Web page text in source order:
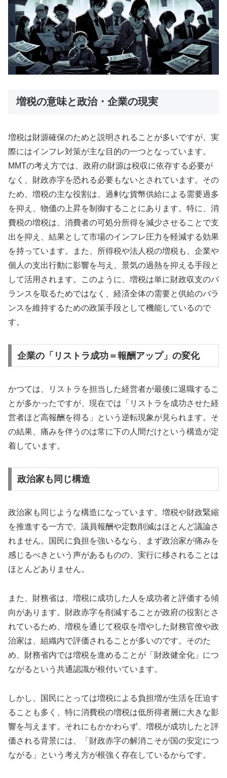
増税の意味と政治・企業の現実
増税は財源確保のためと説明されることが多いですが、実
際にはインフレ対策が主な目的の一つとなっています。
MMTの考え方では、政府の財源は税収に依存する必要が
なく、財政赤字を恐れる必要もないとされています。その
ため、増税の主な役割は、過剰な貨幣供給による需要過多
を抑え、物価の上昇を制御することにあります。特に、消
費税の増税は、消費者の可処分所得を減少させることで支
出を抑え、結果として市場のインフレ圧力を軽減する効果
を持っています。また、所得税や法人税の増税も、企業や
個人の支出行動に影響を与え、景気の過熱を抑える手段と
して活用されます。このように、増税は単に財政収支のバ
ランスを取るためではなく、経済全体の需要と供給のバラ
ンスを維持するための政策手段として機能しているので
す。
企業の「リストラ成功＝報酬アップ」の変化
かつては、リストラを担当した経営者が最後に退職するこ
とが多かったですが、現在では「リストラを成功させた経
営者ほど高報酬を得る」という逆転現象が見られます。そ
の結果、痛みを伴うのは常に下の人間だけという構造が定
着しています。
政治家も同じ構造
政治家も同じような構造になっています。増税や財政緊縮
を推進する一方で、議員報酬や定数削減はほとんど議論さ
れません。国民に負担を強いるなら、まず政治家が痛みを
感じるべきという声があるものの、実行に移されることは
ほとんどありません。
また、財務省は、増税に成功した人を成功者と評価する傾
向があります。財政赤字を削減することが政府の役割とさ
れているため、増税を通じて税収を増やした財務官僚や政
治家は、組織内で評価されることが多いのです。そのた
め、財務省内では増税を進めることが「財政健全化」につ
ながるという共通認識が根付いています。
しかし、国民にとっては増税による負担増が生活を圧迫す
ることも多く、特に消費税の増税は低所得者層に大きな影
響を与えます。それにもかかわらず、増税が成功したと評
価される背景には、「財政赤字の解消こそが国の安定につ
ながる」という考え方が根強く存在しているからです。